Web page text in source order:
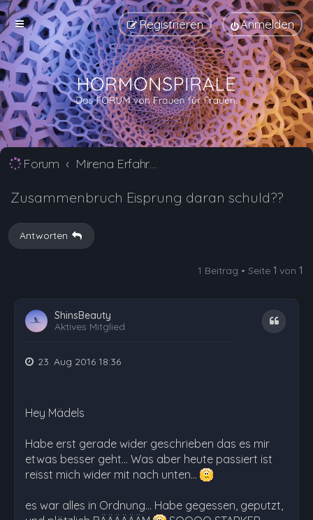
Anmelden
Registrieren
Forum Mirena Erfahrungsberichte und Nebenwirkungen
Zusammenbruch Eisprung daran schuld??
Antworten
1 Beitrag • Seite 1 von 1
ShinsBeauty
Aktives Mitglied
Zitat
23. Aug 2016 18:36
Hey Mädels
Habe erst gerade wider geschrieben das es mir
etwas besser geht... Was aber heute passiert ist
reisst mich wider mit nach unten...
es war alles in Ordnung... Habe gegessen, geputzt,